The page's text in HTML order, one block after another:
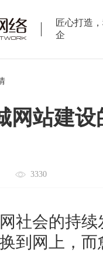
匠心打造
企
网站建
3330
社会的持
到网上，